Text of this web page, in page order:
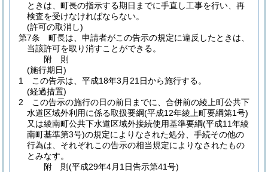
ときは、町長の指示する期日までに手直し工事を行い、再
検査を受けなければならない。
(許可の取消し)
第7条
町長は、申請者がこの告示の規定に違反したときは、
当該許可を取り消すことができる。
附 則
(施行期日)
1
この告示は、平成18年3月21日から施行する。
(経過措置)
2
この告示の施行の日の前日までに、合併前の綾上町公共下
水道区域外利用に係る取扱要綱(平成12年綾上町要綱第1号)
又は綾南町公共下水道区域外接続使用基準要綱(平成11年綾
南町基準第3号)の規定によりなされた処分、手続その他の
行為は、それぞれこの告示の相当規定によりなされたもの
とみなす。
附 則(平成29年4月1日告示第41号)